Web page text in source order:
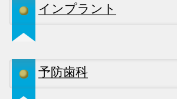
インプラント
予防歯科